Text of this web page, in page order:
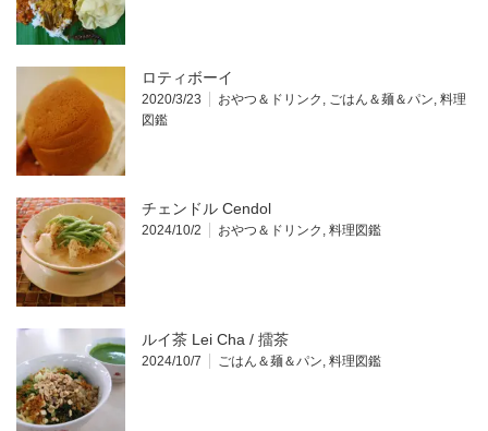
ロティボーイ
2020/3/23 おやつ＆ドリンク , ごはん＆麺＆パン, 料理
図鑑
チェンドル Cendol
2024/10/2 おやつ＆ドリンク , 料理図鑑
ルイ茶 Lei Cha / 擂茶
2024/10/7 ごはん＆麺＆パン, 料理図鑑